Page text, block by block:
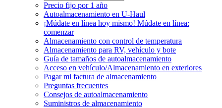
Precio fijo por 1 año
Autoalmacenamiento en U-Haul
¡Múdate en línea hoy mismo! Múdate en línea:
comenzar
Almacenamiento con control de temperatura
Almacenamiento para RV, vehículo y bote
Guía de tamaños de autoalmacenamiento
Acceso en vehículo/Almacenamiento en exteriores
Pagar mi factura de almacenamiento
Preguntas frecuentes
Consejos de autoalmacenamiento
Suministros de almacenamiento